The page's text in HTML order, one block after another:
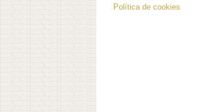
Política de cookies